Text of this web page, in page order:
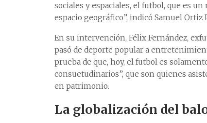
sociales y espaciales, el futbol, que es
espacio geográfico”, indicó Samuel Ortiz
En su intervención, Félix Fernández,
pasó de deporte popular a
prueba de que, hoy, el futbol es
consuetudinarios”, que son quienes
en patrimonio.
La globalización del